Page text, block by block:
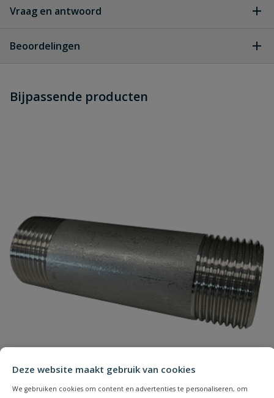
Deze website maakt gebruik van cookies
We gebruiken cookies om content en advertenties te personaliseren, om
Vraag en antwoord
dit product?
Beoordelingen
Schrijf zelf een beoordeling
Naam
Beoordeling
Bijpassende producten